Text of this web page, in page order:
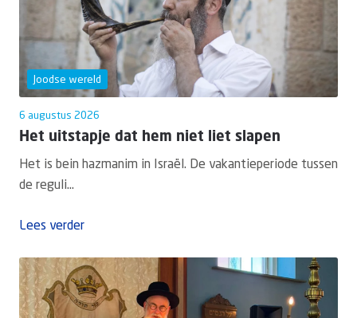
Joodse wereld
6 augustus 2026
Het uitstapje dat hem niet liet slapen
Het is bein hazmanim in Israël. De vakantieperiode tussen
de reguli...
Lees verder